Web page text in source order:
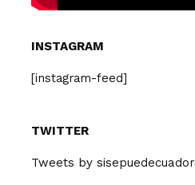
INSTAGRAM
[instagram-feed]
TWITTER
Tweets by sisepuedecuador